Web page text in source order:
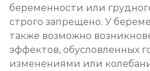
беременности или
строго запрещено. У
также возможно
эффектов, обусловленных
изменениями или